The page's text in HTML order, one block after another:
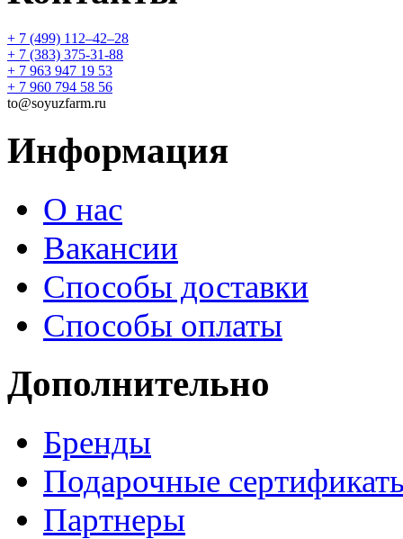
+ 7 (499) 112‒42‒28
+ 7 (383) 375-31-88
+ 7 963 947 19 53
+ 7 960 794 58 56
to@soyuzfarm.ru
Информация
О нас
Вакансии
Способы доставки
Способы оплаты
Дополнительно
Бренды
Подарочные
Партнеры